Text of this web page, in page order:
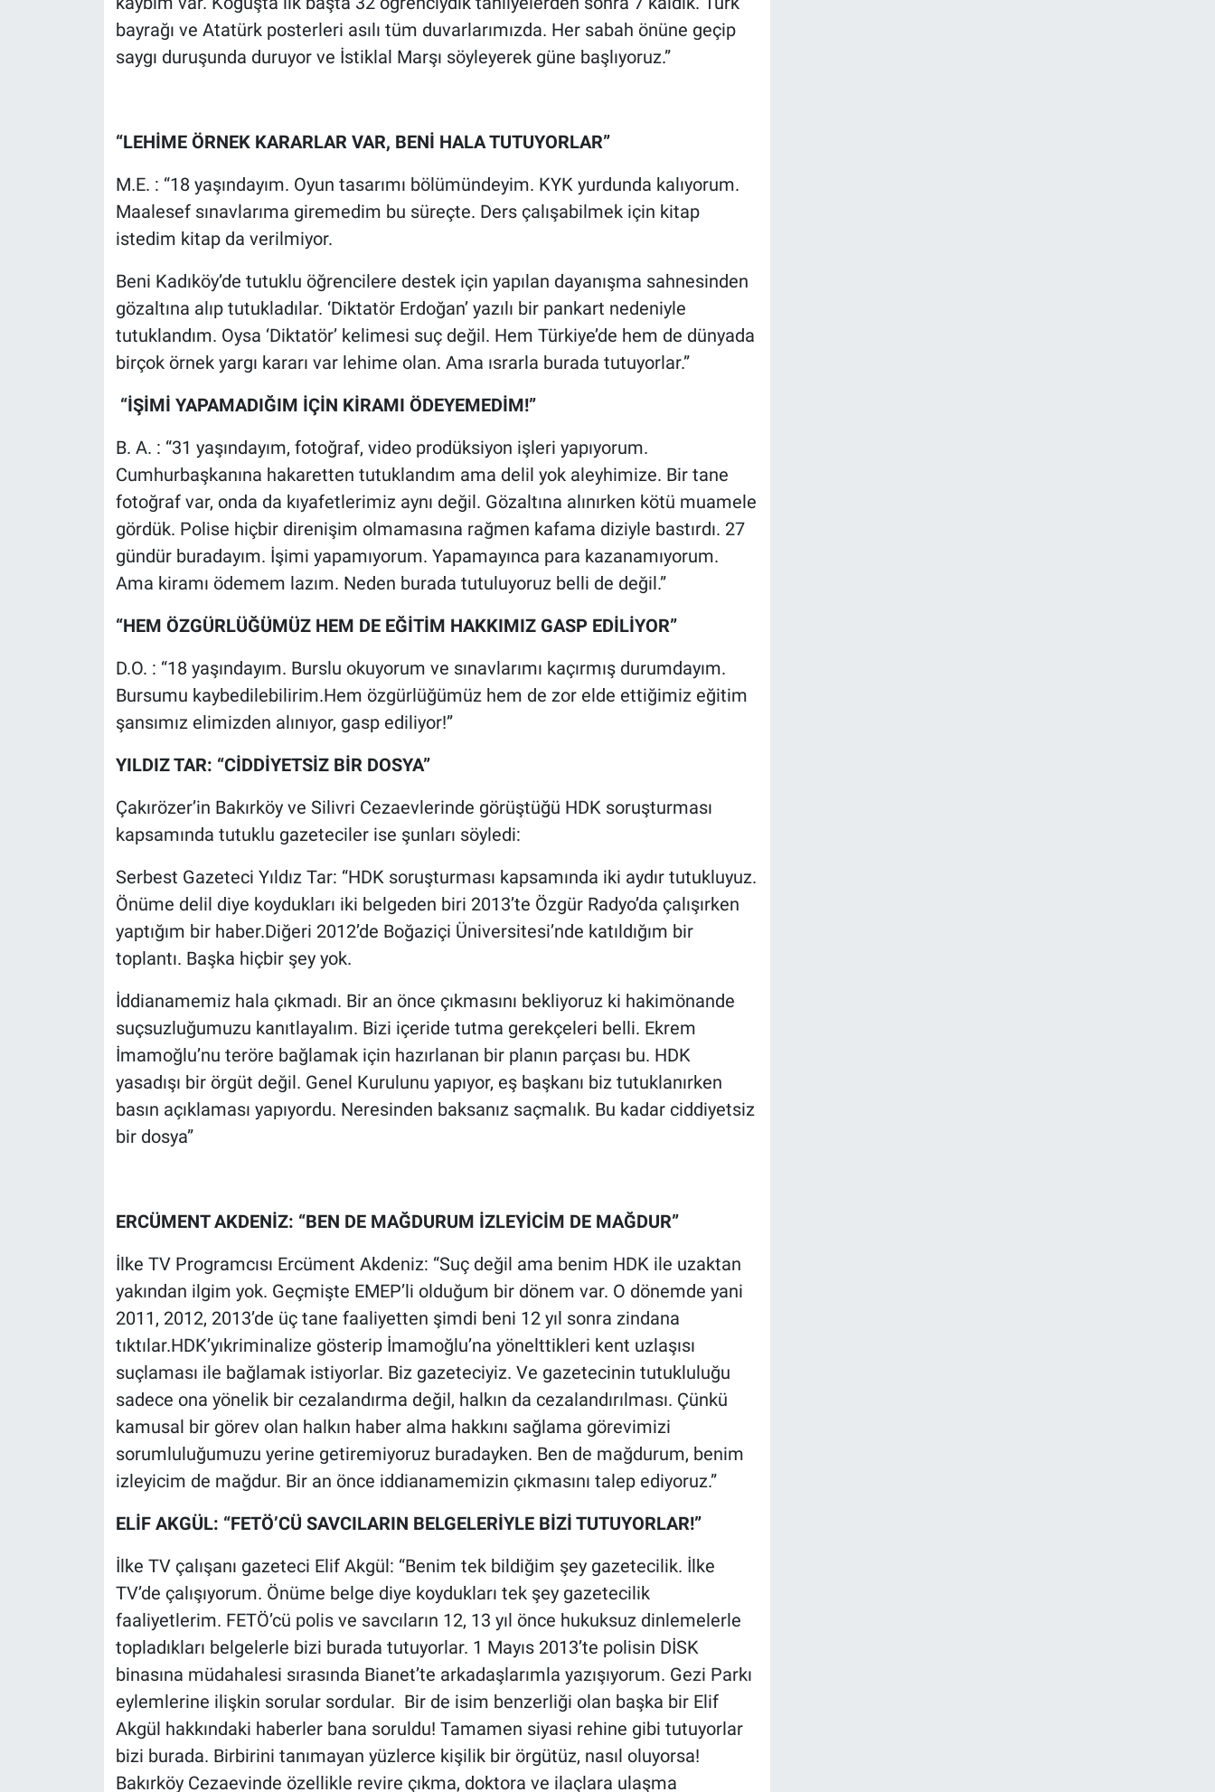
bayrağı ve Atatürk posterleri asılı tüm duvarlarımızda. Her sabah önüne geçip
saygı duruşunda duruyor ve İstiklal Marşı söyleyerek güne başlıyoruz.”
“LEHİME ÖRNEK KARARLAR VAR, BENİ HALA TUTUYORLAR”
M.E. : “18 yaşındayım. Oyun tasarımı bölümündeyim. KYK yurdunda kalıyorum.
Maalesef sınavlarıma giremedim bu süreçte. Ders çalışabilmek için kitap
istedim kitap da verilmiyor.
Beni Kadıköy’de tutuklu öğrencilere destek için yapılan dayanışma sahnesinden
gözaltına alıp tutukladılar. ‘Diktatör Erdoğan’ yazılı bir pankart nedeniyle
tutuklandım. Oysa ‘Diktatör’ kelimesi suç değil. Hem Türkiye’de hem de dünyada
birçok örnek yargı kararı var lehime olan. Ama ısrarla burada tutuyorlar.”
“İŞİMİ YAPAMADIĞIM İÇİN KİRAMI ÖDEYEMEDİM!”
B. A. : “31 yaşındayım, fotoğraf, video prodüksiyon işleri yapıyorum.
Cumhurbaşkanına hakaretten tutuklandım ama delil yok aleyhimize. Bir tane
fotoğraf var, onda da kıyafetlerimiz aynı değil. Gözaltına alınırken kötü muamele
gördük. Polise hiçbir direnişim olmamasına rağmen kafama diziyle bastırdı. 27
gündür buradayım. İşimi yapamıyorum. Yapamayınca para kazanamıyorum.
Ama kiramı ödemem lazım. Neden burada tutuluyoruz belli de değil.”
“HEM ÖZGÜRLÜĞÜMÜZ HEM DE EĞİTİM HAKKIMIZ GASP EDİLİYOR”
D.O. : “18 yaşındayım. Burslu okuyorum ve sınavlarımı kaçırmış durumdayım.
Bursumu kaybedilebilirim.Hem özgürlüğümüz hem de zor elde ettiğimiz eğitim
şansımız elimizden alınıyor, gasp ediliyor!”
YILDIZ TAR: “CİDDİYETSİZ BİR DOSYA”
Çakırözer’in Bakırköy ve Silivri Cezaevlerinde görüştüğü HDK soruşturması
kapsamında tutuklu gazeteciler ise şunları söyledi:
Serbest Gazeteci Yıldız Tar: “HDK soruşturması kapsamında iki aydır tutukluyuz.
Önüme delil diye koydukları iki belgeden biri 2013’te Özgür Radyo’da çalışırken
yaptığım bir haber.Diğeri 2012’de Boğaziçi Üniversitesi’nde katıldığım bir
toplantı. Başka hiçbir şey yok.
İddianamemiz hala çıkmadı. Bir an önce çıkmasını bekliyoruz ki hakimönande
suçsuzluğumuzu kanıtlayalım. Bizi içeride tutma gerekçeleri belli. Ekrem
İmamoğlu’nu teröre bağlamak için hazırlanan bir planın parçası bu. HDK
yasadışı bir örgüt değil. Genel Kurulunu yapıyor, eş başkanı biz tutuklanırken
basın açıklaması yapıyordu. Neresinden baksanız saçmalık. Bu kadar ciddiyetsiz
bir dosya”
ERCÜMENT AKDENİZ: “BEN DE MAĞDURUM İZLEYİCİM DE MAĞDUR”
İlke TV Programcısı Ercüment Akdeniz: “Suç değil ama benim HDK ile uzaktan
yakından ilgim yok. Geçmişte EMEP’li olduğum bir dönem var. O dönemde yani
2011, 2012, 2013’de üç tane faaliyetten şimdi beni 12 yıl sonra zindana
tıktılar.HDK’yıkriminalize gösterip İmamoğlu’na yönelttikleri kent uzlaşısı
suçlaması ile bağlamak istiyorlar. Biz gazeteciyiz. Ve gazetecinin tutukluluğu
sadece ona yönelik bir cezalandırma değil, halkın da cezalandırılması. Çünkü
kamusal bir görev olan halkın haber alma hakkını sağlama görevimizi
sorumluluğumuzu yerine getiremiyoruz buradayken. Ben de mağdurum, benim
izleyicim de mağdur. Bir an önce iddianamemizin çıkmasını talep ediyoruz.”
ELİF AKGÜL: “FETÖ’CÜ SAVCILARIN BELGELERİYLE BİZİ TUTUYORLAR!”
İlke TV çalışanı gazeteci Elif Akgül: “Benim tek bildiğim şey gazetecilik. İlke
TV’de çalışıyorum. Önüme belge diye koydukları tek şey gazetecilik
faaliyetlerim. FETÖ’cü polis ve savcıların 12, 13 yıl önce hukuksuz dinlemelerle
topladıkları belgelerle bizi burada tutuyorlar. 1 Mayıs 2013’te polisin DİSK
binasına müdahalesi sırasında Bianet’te arkadaşlarımla yazışıyorum. Gezi Parkı
eylemlerine ilişkin sorular sordular. Bir de isim benzerliği olan başka bir Elif
Akgül hakkındaki haberler bana soruldu! Tamamen siyasi rehine gibi tutuyorlar
bizi burada. Birbirini tanımayan yüzlerce kişilik bir örgütüz, nasıl oluyorsa!
Bakırköy Cezaevinde özellikle revire çıkma, doktora ve ilaçlara ulaşma